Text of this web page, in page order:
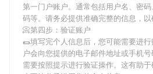
第一门户账户。通常包括用户名、密
码等。请务必提供准确完整的信息，以
📀第四步：验证账户
🌯填写完个人信息后，您可能需要进行
户会向您提供的电子邮件地址或手机
需要按照提示进行验证操作。这有助